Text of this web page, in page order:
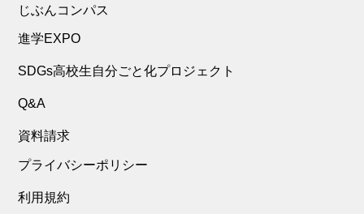
じぶんコンパス
進学EXPO
SDGs高校生自分ごと化プロジェクト
Q&A
資料請求
プライバシーポリシー
利用規約